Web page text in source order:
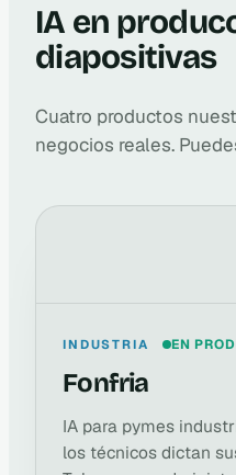
IA en
diapositivas
Cuatro productos
negocios reales.
INDUSTRIA EN
Fonfria
IA para pymes
los técnicos dictan